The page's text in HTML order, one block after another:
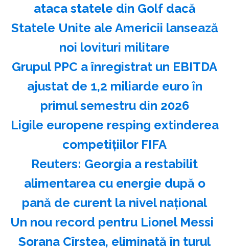
ataca statele din Golf dacă
Statele Unite ale Americii lansează
noi lovituri militare
Grupul PPC a înregistrat un EBITDA
ajustat de 1,2 miliarde euro în
primul semestru din 2026
Ligile europene resping extinderea
competiţiilor FIFA
Reuters: Georgia a restabilit
alimentarea cu energie după o
pană de curent la nivel naţional
Un nou record pentru Lionel Messi
Sorana Cîrstea, eliminată în turul